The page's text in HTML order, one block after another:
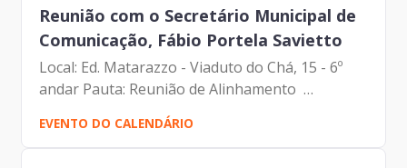
Reunião com o Secretário Municipal de
Comunicação, Fábio Portela Savietto
Local: Ed. Matarazzo - Viaduto do Chá, 15 - 6º
andar Pauta: Reunião de Alinhamento
Participantes: - Francisco Forbes – Presidente |
Prodam-SP - André Guilherme - Gerente de
Comunicação...
EVENTO DO CALENDÁRIO